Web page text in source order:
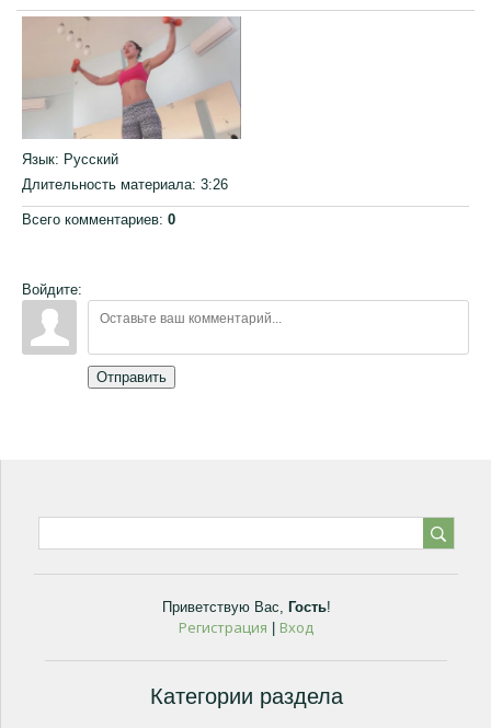
Язык: Русский
Длительность материала: 3:26
Всего комментариев: 0
Войдите:
Отправить
Приветствую Вас, Гость!
Регистрация Вход
Категории раздела